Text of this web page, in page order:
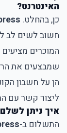
האינטרנט?
כן, בהחלט.
חשוב לשים לב
המוכרים
שמבצעים את
הן על חשבון
ליצור קשר עם
איך ניתן
התשלום ב-